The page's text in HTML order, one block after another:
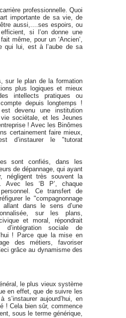
professionnelle. Quoi
importante de sa vie, de
aussi,....ses espoirs, ou
si l’on donne une
même, pour un ‘Ancien’,
qui lui, est à l’aube de sa
sur le plan de la formation
plus logiques et mieux
intellects pratiques ou
depuis longtemps !
devenu une institution
sociétale, et les Jeunes
! Avec les Binômes
certainement faire mieux,
d’instaurer le "tutorat
sont confiés, dans les
de dépannage, qui ayant
négligent très souvent la
Avec les ‘B P’, chaque
Ce transfert de
le "compagnonnage
dans le sens d’une
sur les plans,
et moral, répondrait
d’intégration sociale de
! Parce que la mise en
des métiers, favoriser
grâce au dynamisme des
le plus vieux système
en effet, que de suivre les
aujourd’hui, en
! Cela bien sûr, commence
sous le terme générique,